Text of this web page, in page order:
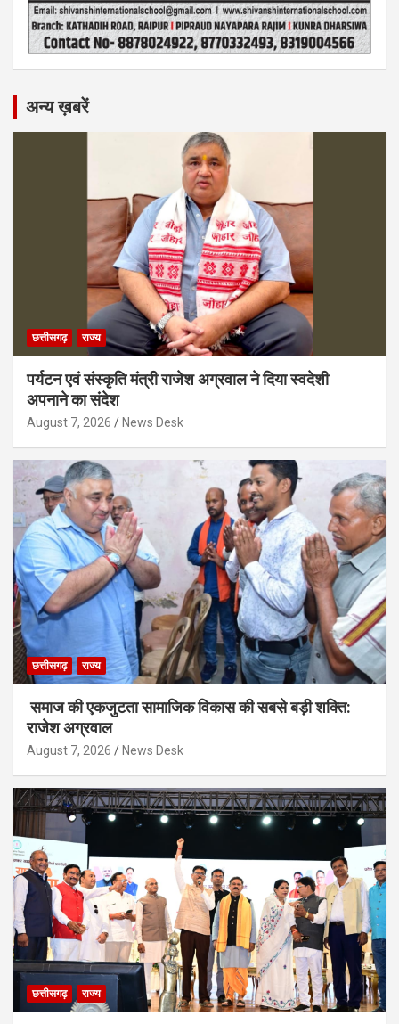
अन्य ख़बरें
छत्तीसगढ़ राज्य
पर्यटन एवं संस्कृति मंत्री राजेश अग्रवाल ने दिया स्वदेशी
अपनाने का संदेश
August 7, 2026 News Desk
छत्तीसगढ़ राज्य
समाज की एकजुटता सामाजिक विकास की सबसे बड़ी शक्ति:
राजेश अग्रवाल
August 7, 2026 News Desk
छत्तीसगढ़ राज्य